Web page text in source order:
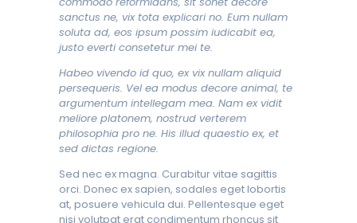
sanctus ne, vix tota explicari no. Eum nullam
soluta ad, eos ipsum possim iudicabit ea,
justo everti consetetur mei te.
Habeo vivendo id quo, ex vix nullam aliquid
persequeris. Vel ea modus decore animal, te
argumentum intellegam mea. Nam ex vidit
meliore platonem, nostrud verterem
philosophia pro ne. His illud quaestio ex, et
sed dictas regione.
Sed nec ex magna. Curabitur vitae sagittis
orci. Donec ex sapien, sodales eget lobortis
at, posuere vehicula dui. Pellentesque eget
nisi volutpat erat condimentum rhoncus sit